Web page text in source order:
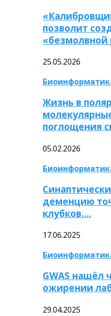
позволит
«безмолвной
25.05.2026
Жизнь в
поглощения
05.02.2026
деменцию
клубков….
17.06.2025
GWAS нашёл
ожирении
29.04.2025